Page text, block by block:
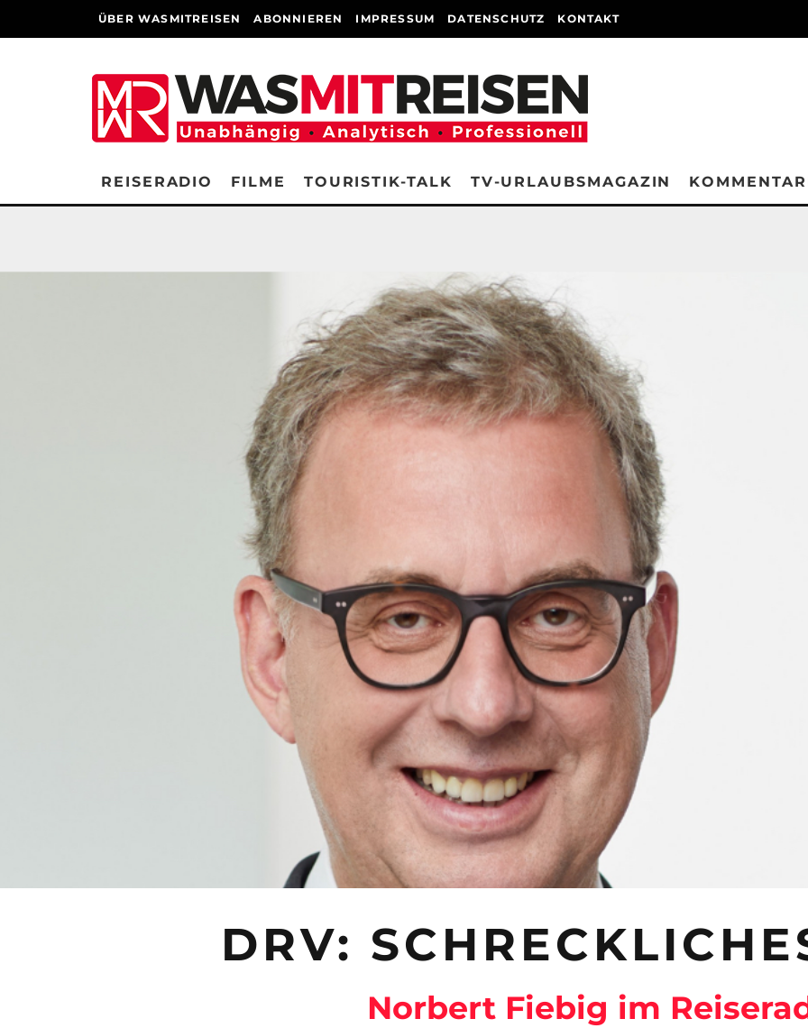
ÜBER WASMITREISEN ABONNIEREN IMPRESSUM DATENSCHUTZ KONTAKT
REISERADIO FILME TOURISTIK-TALK TV-URLAUBSMAGAZIN
DRV:
Norbert Fiebig im